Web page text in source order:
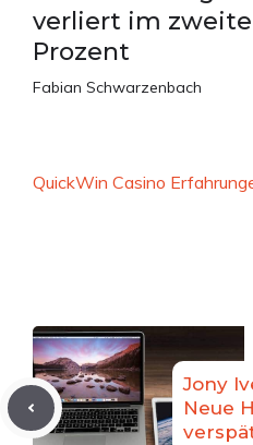
verliert im
Prozent
Fabian Schwarzenbach
QuickWin Casino
Jony
Neue